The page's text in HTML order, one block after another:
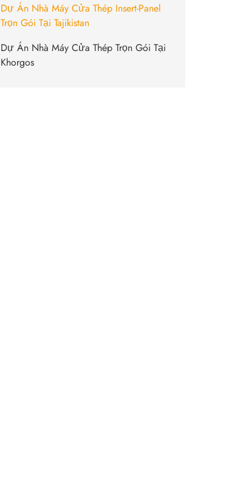
Dự Án Nhà Máy Cửa Thép Insert-Panel
Trọn Gói Tại Tajikistan
Dự Án Nhà Máy Cửa Thép Trọn Gói Tại
Khorgos